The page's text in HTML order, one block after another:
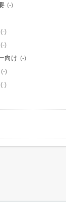
(-)
(-)
(-)
向け (-)
(-)
(-)